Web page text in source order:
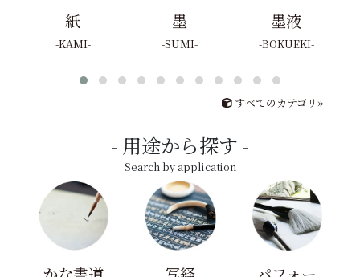
紙
KAMI
墨
SUMI
墨液
BOKUEKI
すべてのカテゴリ»
用途から探す
Search by application